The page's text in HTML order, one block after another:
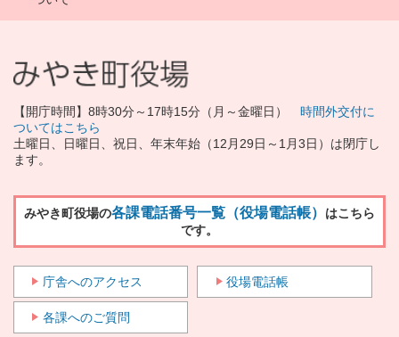
【開庁時間】8時30分～17時15分（月～金曜日） 時間外交付に
ついてはこちら
土曜日、日曜日、祝日、年末年始（12月29日～1月3日）は閉庁し
ます。
みやき町役場の各課電話番号一覧（役場電話帳） はこちら
です。
庁舎へのアクセス 役場電話帳
各課へのご質問